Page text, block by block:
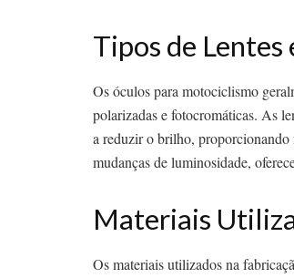
Tipos de
Os óculos para motociclismo
polarizadas e fotocromáticas. As
a reduzir o brilho, proporcionando
mudanças de luminosidade,
Materiais
Os materiais utilizados na